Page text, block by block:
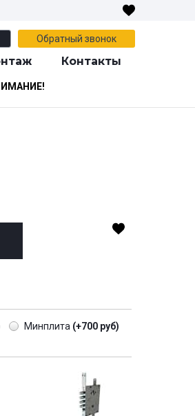
Обратный звонок
Контакты
Минплита (+700 руб)